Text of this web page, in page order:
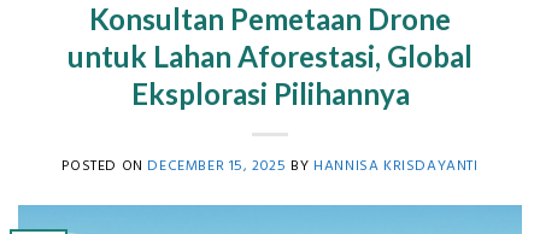
Konsultan Pemetaan Drone
untuk Lahan Aforestasi, Global
Eksplorasi Pilihannya
POSTED ON DECEMBER 15, 2025 BY HANNISA KRISDAYANTI